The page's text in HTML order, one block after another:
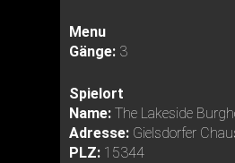
Menu
Gänge: 3
Spielort
Name:The Lakeside
Adresse: Gielsdorfer
PLZ: 15344